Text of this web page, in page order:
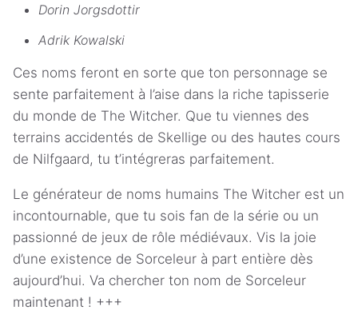
Dorin Jorgsdottir
Adrik Kowalski
Ces noms feront en sorte que ton personnage se
sente parfaitement à l’aise dans la riche tapisserie
du monde de The Witcher. Que tu viennes des
terrains accidentés de Skellige ou des hautes cours
de Nilfgaard, tu t’intégreras parfaitement.
Le générateur de noms humains The Witcher est un
incontournable, que tu sois fan de la série ou un
passionné de jeux de rôle médiévaux. Vis la joie
d’une existence de Sorceleur à part entière dès
aujourd’hui. Va chercher ton nom de Sorceleur
maintenant ! +++